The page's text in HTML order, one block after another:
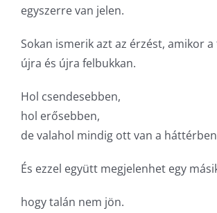
egyszerre van jelen.
Sokan ismerik azt az érzést, amikor
újra és újra felbukkan.
Hol csendesebben,
hol erősebben,
de valahol mindig ott van a
És ezzel együtt megjelenhet egy
hogy talán nem jön.